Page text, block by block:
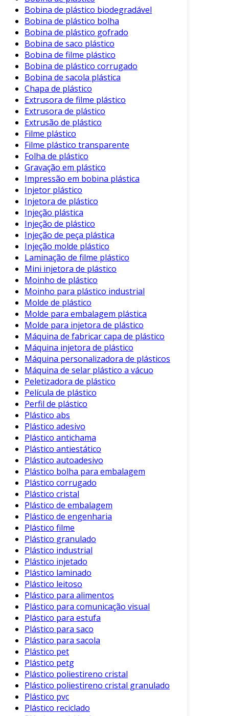
pellets. Os principais componentes que fazem
essa máquina funcionar incluem:
Tremonha de Alimentação
plástico triturado é depositado.
Extrusora: Aquece e empurra o plástico
para a moldagem.
Die(ferramenta de moldagem): Forma os
pellets no tamanho desejado.
Sistema de Resfriamento
pellets produzidos para solidificá-los.
Sistema de Corte
cortar o material quente em pellets
uniformes.
Além desses componentes, existem versões
com características específicas que podem
variar conforme as necessidades da operação.
Benefícios da Peletizadora de
Plástico
A adoção de peletizadoras de plástico traz uma
série de vantagens significativas para a
indústria. Entre os principais benefícios,
destacam-se:
Sustentabilidade: Permite a reutilização
de plásticos, reduzindo a quantidade de
resíduos plásticos.
Economia: Reduz a dependência de
matérias-primas virgens, diminuindo
custos de produção.
Flexibilidade
diferentes tipos de plásticos, como PE, PP,
e PET.
Eficiência: O processo de peletização
aumenta a capacidade de armazenamento
e transporte do material reciclado.
Qualidade do Produto
são consistentes e de alta qualidade,
prontos para uso em novas aplicações
industriais.
Com isso, a peletizadora não apenas incentiva
práticas sustentáveis, mas também melhora a
competitividade de empresas no mercado.
Aplicações da Peletizadora de
Plástico
As aplicações dessa tecnologia são variadas e
impactam diversos setores. Algumas das
principais áreas de utilização incluem:
Reciclagem Industrial: Transformação
de resíduos plásticos em matéria-prima.
Indústria de Embalagens
Bobina de plástico biodegradável
Bobina de plástico bolha
Bobina de plástico gofrado
Bobina de saco plástico
Bobina de filme plástico
Bobina de plástico corrugado
Bobina de sacola plástica
Chapa de plástico
Extrusora de filme plástico
Extrusora de plástico
Extrusão de plástico
Filme plástico
Filme plástico transparente
Folha de plástico
Gravação em plástico
Impressão em bobina plástica
Injetor plástico
Injetora de plástico
Injeção plástica
Injeção de plástico
Injeção de peça plástica
Injeção molde plástico
Laminação de filme plástico
Mini injetora de plástico
Moinho de plástico
Moinho para plástico industrial
Molde de plástico
Molde para embalagem plástica
Molde para injetora de plástico
Máquina de fabricar capa de plástico
Máquina injetora de plástico
Máquina personalizadora de plásticos
Máquina de selar plástico a vácuo
Peletizadora de plástico
Película de plástico
Perfil de plástico
Plástico abs
Plástico adesivo
Plástico antichama
Plástico antiestático
Plástico autoadesivo
Plástico bolha para embalagem
Plástico corrugado
Plástico cristal
Plástico de embalagem
Plástico de engenharia
Plástico filme
Plástico granulado
Plástico industrial
Plástico injetado
Plástico laminado
Plástico leitoso
Plástico para alimentos
Plástico para comunicação visual
Plástico para estufa
Plástico para saco
Plástico para sacola
Plástico pet
Plástico petg
Plástico poliestireno cristal
Plástico poliestireno cristal granulado
Plástico pvc
Plástico reciclado